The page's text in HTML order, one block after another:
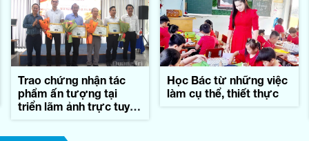
Trao chứng nhận tác
phẩm ấn tượng tại
triển lãm ảnh trực tuyến
Học Bác từ những việc
làm cụ thể, thiết thực